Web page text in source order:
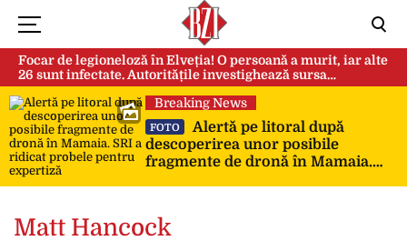
Focar de legioneloză în Elveția! O persoană a murit, iar alte
26 sunt infectate. Autoritățile investighează sursa
contaminării
Breaking News
FOTO
Alertă pe litoral după
descoperirea unor posibile
fragmente de dronă în Mamaia.
Matt Hancock